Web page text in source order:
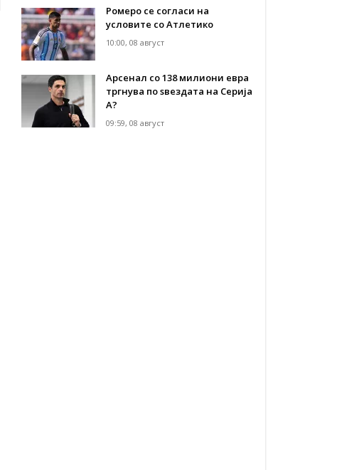
Ромеро се согласи на
условите со Атлетико
10:00, 08 август
Арсенал со 138 милиони евра
тргнува по ѕвездата на Серија
А?
09:59, 08 август